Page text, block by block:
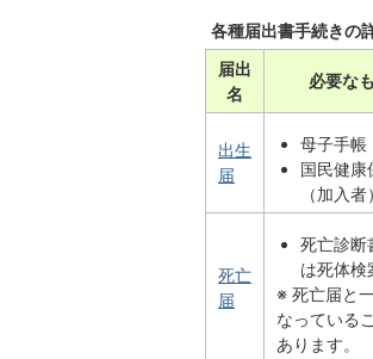
各種届出書手続きの
届出
名
必要な
出生
届
母子手帳
国民健康
（加入者）
死亡
届
死亡診断
は死体検
※ 死亡届と
なっている
あります。